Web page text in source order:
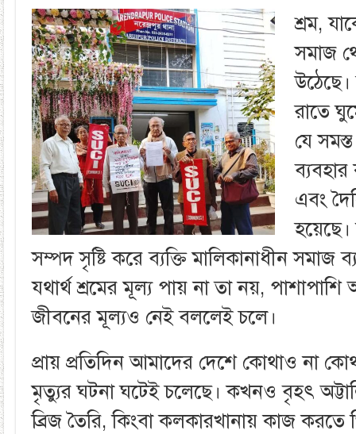
শ্রম,
সমাজ
রাতে
যে
ব্যবহার
এবং
হয়েছে।
সম্পদ সৃষ্টি করে ব্যক্তি মালিকানাধীন সমাজ
যথার্থ শ্রমের মূল্য পায় না তা নয়, পাশাপাশি
জীবনের মূল্যও নেই বললেই চলে।
প্রায় প্রতিদিন আমাদের দেশে কোথাও না
মৃত্যুর ঘটনা ঘটেই চলেছে। কখনও বৃহৎ
ব্রিজ তৈরি, কিংবা কলকারখানায় কাজ করতে